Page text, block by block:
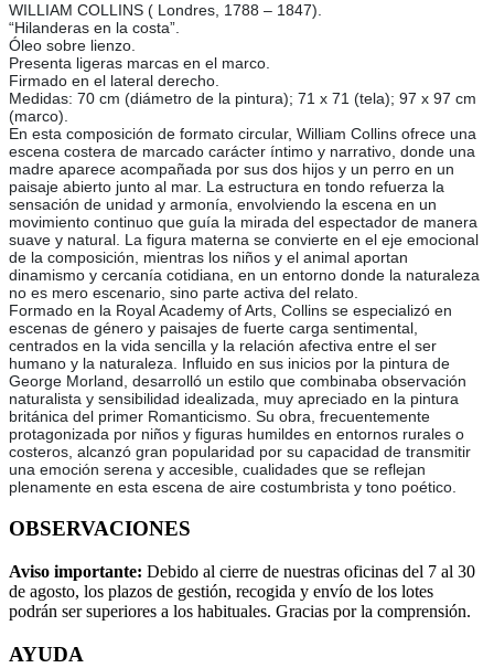
WILLIAM COLLINS ( Londres, 1788 – 1847).
“Hilanderas en la costa”.
Óleo sobre lienzo.
Presenta ligeras marcas en el marco.
Firmado en el lateral derecho.
Medidas: 70 cm (diámetro de la pintura); 71 x 71 (tela); 97 x 97 cm
(marco).
En esta composición de formato circular, William Collins ofrece una
escena costera de marcado carácter íntimo y narrativo, donde una
madre aparece acompañada por sus dos hijos y un perro en un
paisaje abierto junto al mar. La estructura en tondo refuerza la
sensación de unidad y armonía, envolviendo la escena en un
movimiento continuo que guía la mirada del espectador de manera
suave y natural. La figura materna se convierte en el eje emocional
de la composición, mientras los niños y el animal aportan
dinamismo y cercanía cotidiana, en un entorno donde la naturaleza
no es mero escenario, sino parte activa del relato.
Formado en la Royal Academy of Arts, Collins se especializó en
escenas de género y paisajes de fuerte carga sentimental,
centrados en la vida sencilla y la relación afectiva entre el ser
humano y la naturaleza. Influido en sus inicios por la pintura de
George Morland, desarrolló un estilo que combinaba observación
naturalista y sensibilidad idealizada, muy apreciado en la pintura
británica del primer Romanticismo. Su obra, frecuentemente
protagonizada por niños y figuras humildes en entornos rurales o
costeros, alcanzó gran popularidad por su capacidad de transmitir
una emoción serena y accesible, cualidades que se reflejan
plenamente en esta escena de aire costumbrista y tono poético.
OBSERVACIONES
Aviso importante: Debido al cierre de nuestras oficinas del 7 al 30
de agosto, los plazos de gestión, recogida y envío de los lotes
podrán ser superiores a los habituales. Gracias por la comprensión.
AYUDA